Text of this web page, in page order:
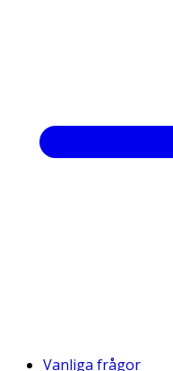
Vanliga frågor